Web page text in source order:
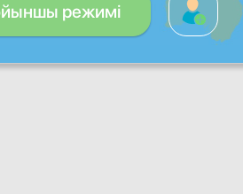
режимі